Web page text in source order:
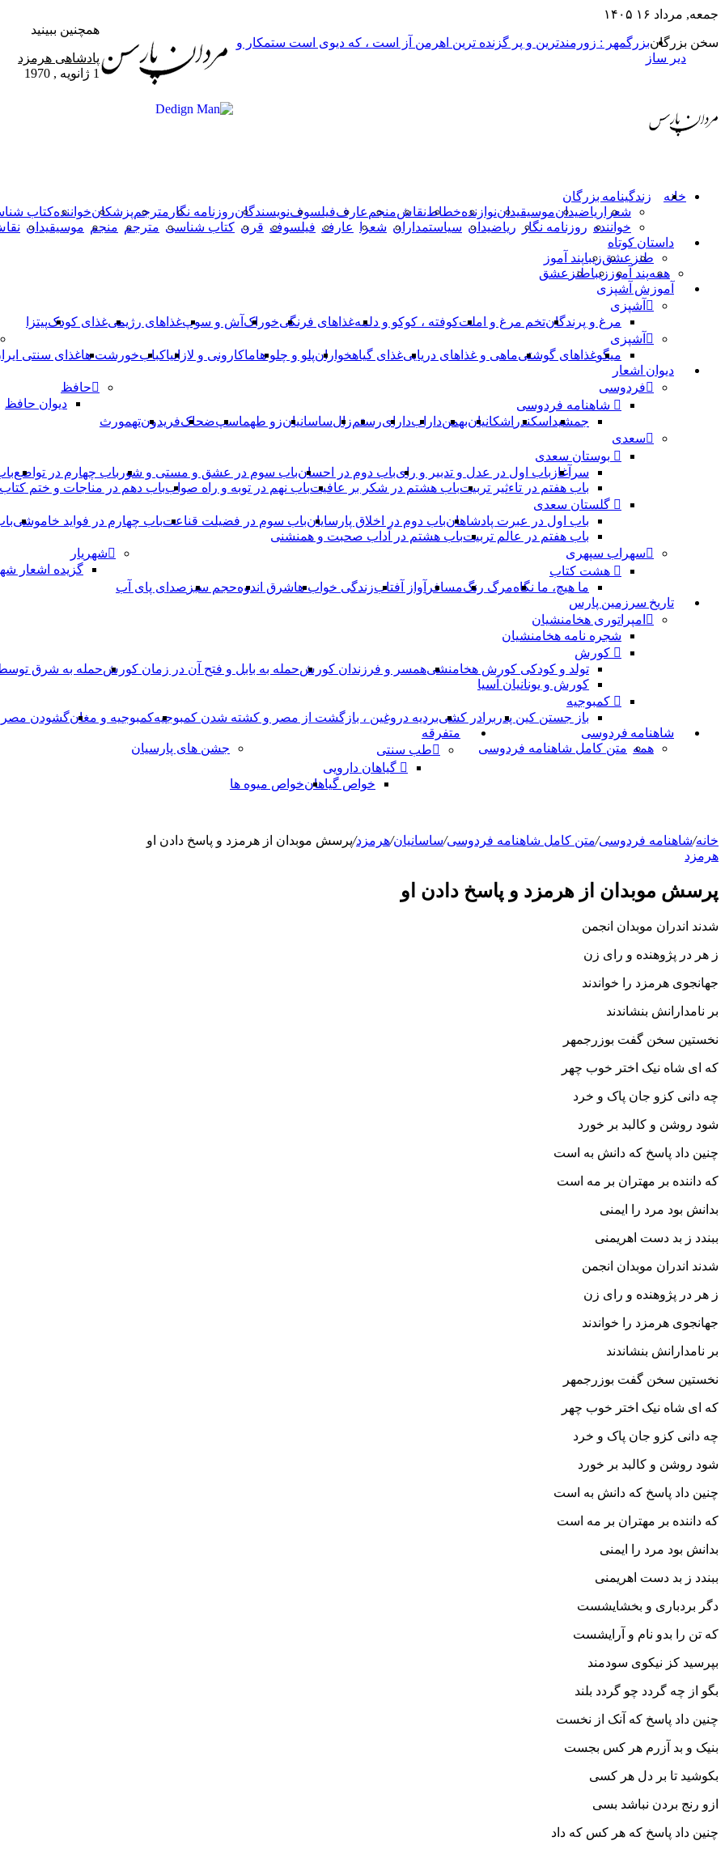
جمعه, مرداد ۱۶ ۱۴۰۵
سخن بزرگانبزرگمهر : زورمندترین و پر گزنده ترین اهرمن آز است ، که دیوی است ستمکار و
دیر ساز
خانه زندگینامه بزرگان
شعرا ریاضیدانموسیقیداننوازندهخطاطنقاشمنجم عارففیلسوفنویسندگانروزنامه نگار مترجمپزشکانخوانندهکتاب
خواننده روزنامه نگار ریاضیدان سیاستمداران شعرا عارف فیلسوف قرن کتاب شناسی مترجم منجم موسیقیدان
داستان کوتاه
طنز عشقزیباپند آموز
همهپند آموز زیباطنز عشق
آموزش آشپزی
آشپزی
مرغ و پرندگانتخم مرغ و املتکوفته ، کوکو و دلمهغذاهای فرنگیخوراک آش و سوپغذاهای رژیمیغذای کودکپیتزا
آشپزی
میگوغذاهای گوشتیماهی و غذاهای دریاییغذای گیاهخوارانپلو و چلو هاماکارونی و لازانیاکبابخورشت هاغذای سنتی
دیوان اشعار
فردوسی
شاهنامه فردوسی
جمشید اسکندر اشکانیانبهمندارابدارایرستمزالساسانیانزو طهماسپ‏ضحاکفریدونتهمورث
حافظ
دیوان حافظ
سعدی
بوستان سعدی
سرآغاز باب اول در عدل و تدبیر و رایباب دوم در احسانباب سوم در عشق و مستی و شور باب چهارم در تواضع
باب هفتم در تاءثیر تربیتباب هشتم در شکر بر عافیتباب نهم در توبه و راه صوابباب دهم در مناجات و ختم کتاب
گلستان سعدی
باب اول در عبرت پادشاهانباب دوم در اخلاق پارسایانباب سوم در فضیلت قناعتباب چهارم در فواید خاموشى
باب هفتم در عالم تربیتباب هشتم در آداب صحبت و همنشنى
سهراب سپهری
هشت کتاب
ما هیچ، ما نگاهمرگ رنگمسافر آواز آفتابزندگی خواب هاشرق اندوهحجم سبز صدای پای آب
شهریار
گزیده اشعار
تاریخ سرزمین پارس
امپراتوری هخامنشیان
شجره نامه هخامنشیان
کورش
تولد و کودکی کورش هخامنشیهمسر و فرزندان کورشحمله به بابل و فتح آن در زمان کورشحمله به شرق
کورش و یونانیان آسیا
کمبوجیه
باز جستن کین پدر برادر کشیبردیه دروغین ، بازگشت از مصر و کشته شدن کمبوجیهکمبوجیه و مغانگشودن مصر
شاهنامه فردوسی
همه متن کامل شاهنامه فردوسی
متفرقه
طب سنتی
گیاهان دارویی
خواص گیاهانخواص میوه ها
جشن های پارسیان
خانه/شاهنامه فردوسی/متن کامل شاهنامه فردوسی/ساسانیان/هرمزد/پرسش موبدان از هرمزد و پاسخ دادن او
هرمزد
پرسش موبدان از هرمزد و پاسخ دادن او
شدند اندران موبدان انجمن
ز هر در پژوهنده و راى زن‏
جهانجوى هرمزد را خواندند
بر نامدارانش بنشاندند
نخستین سخن گفت بوزرجمهر
که اى شاه نیک اختر خوب چهر
چه دانى کزو جان پاک و خرد
شود روشن و کالبد بر خورد
چنین داد پاسخ که دانش به است
که داننده بر مهتران بر مه است‏
بدانش بود مرد را ایمنى
ببندد ز بد دست اهریمنى‏
شدند اندران موبدان انجمن
ز هر در پژوهنده و راى زن‏
جهانجوى هرمزد را خواندند
بر نامدارانش بنشاندند
نخستین سخن گفت بوزرجمهر
که اى شاه نیک اختر خوب چهر
چه دانى کزو جان پاک و خرد
شود روشن و کالبد بر خورد
چنین داد پاسخ که دانش به است
که داننده بر مهتران بر مه است‏
بدانش بود مرد را ایمنى
ببندد ز بد دست اهریمنى‏
دگر بردبارى و بخشایشست
که تن را بدو نام و آرایشست‏
بپرسید کز نیکوى سودمند
بگو از چه گردد چو گردد بلند
چنین داد پاسخ که آنک از نخست
بنیک و بد آزرم هر کس بجست‏
بکوشید تا بر دل هر کسى
ازو رنج بردن نباشد بسى‏
چنین داد پاسخ که هر کس که داد
همچنین ببینید
پادشاهى هرمزد
1 ژانویه , 1970
فیس
بوک
X
واتس
آپ
تلگرام
وایبر
دکمه
بازگشت